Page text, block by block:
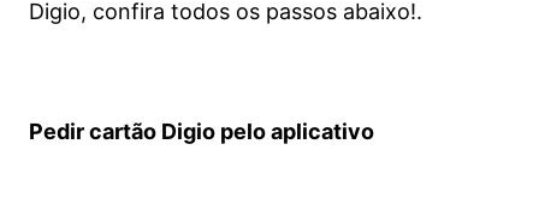
Digio, confira todos os passos abaixo!.
Pedir cartão Digio pelo aplicativo